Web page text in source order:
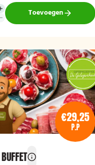
Toevoegen
€29,25
P.P